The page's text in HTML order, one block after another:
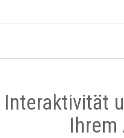
Interaktivität
Ihrem